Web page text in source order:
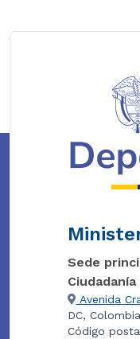
Sede
Ciudadanía
Avenida
DC, Colombia
Código